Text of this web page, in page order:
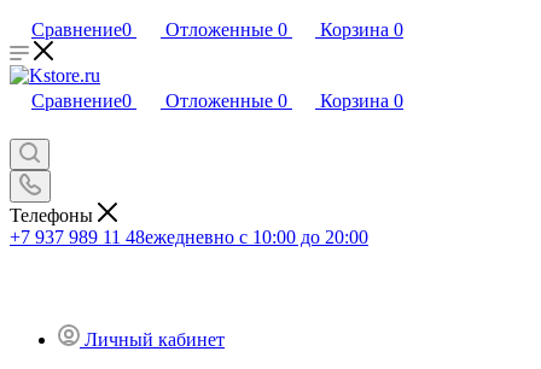
Сравнение0 Отложенные 0 Корзина 0
Сравнение0 Отложенные 0 Корзина 0
Телефоны
+7 937 989 11 48ежедневно с 10:00 до 20:00
Личный кабинет